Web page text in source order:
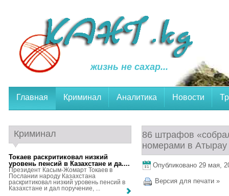
жизнь не сахар...
Главная Криминал Аналитика Новости
86 штрафов
номерами в Атырау
Опубликовано 29 мая,
Версия для печати »
Криминал
Токаев раскритиковал низкий
уровень пенсий в Казахстане и да....
Президент Касым-Жомарт Токаев в
Послании народу Казахстана
раскритиковал низкий уровень пенсий в
Казахстане и дал поручение, ...